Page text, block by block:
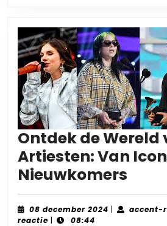
Ontdek de Wereld
Artiesten: Van
Nieuwkomers
de
08 december 2024 08
| accent-
reactie | 08:44